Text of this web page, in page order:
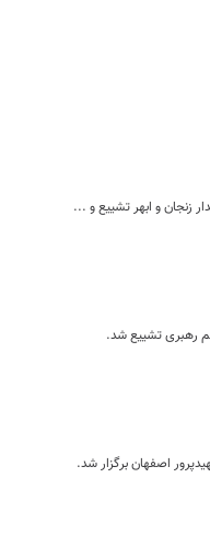
زنجان و ابهر تشییع و ...
رهبری تشییع شد.